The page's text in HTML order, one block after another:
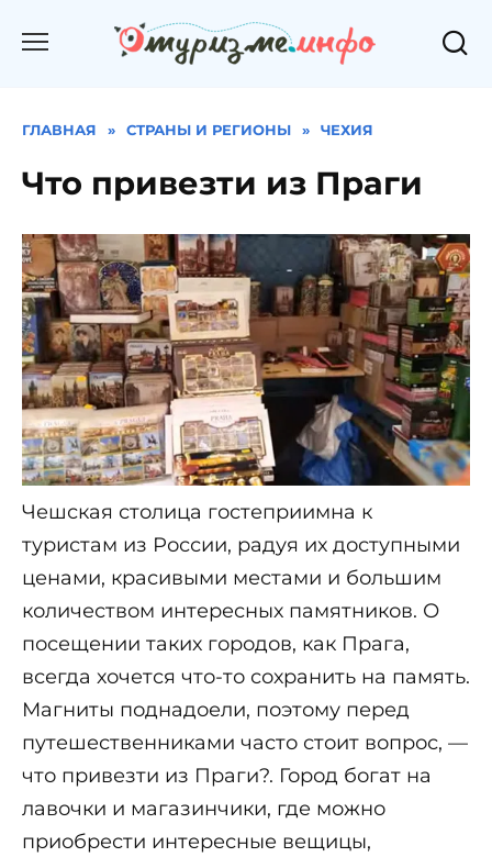
ГЛАВНАЯ » СТРАНЫ И РЕГИОНЫ » ЧЕХИЯ
Что привезти из Праги
Чешская столица гостеприимна к
туристам из России, радуя их доступными
ценами, красивыми местами и большим
количеством интересных памятников. О
посещении таких городов, как Прага,
всегда хочется что-то сохранить на память.
Магниты поднадоели, поэтому перед
путешественниками часто стоит вопрос, —
что привезти из Праги?. Город богат на
лавочки и магазинчики, где можно
приобрести интересные вещицы,